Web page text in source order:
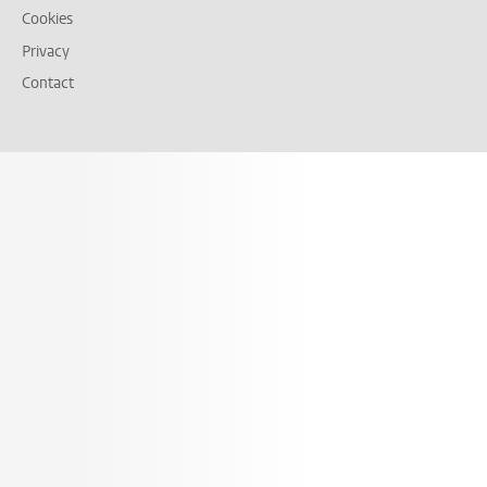
Cookies
Privacy
Contact